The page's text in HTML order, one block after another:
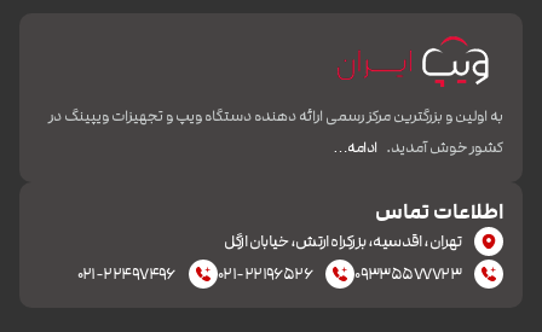
به اولین و بزرگترین مرکز رسمی ارائه دهنده دستگاه ویپ و تجهیزات ویپینگ در
کشور خوش آمدید. ادامه…
اطلاعات تماس
تهران، اقدسیه، بزرکراه ارتش، خیابان ازگل
۰۹۳۳۵۵۷۷۷۲۳
۰۲۱-۲۲۱۹۶۵۲۶ ۰۲۱-۲۲۴۹۷۴۹۶